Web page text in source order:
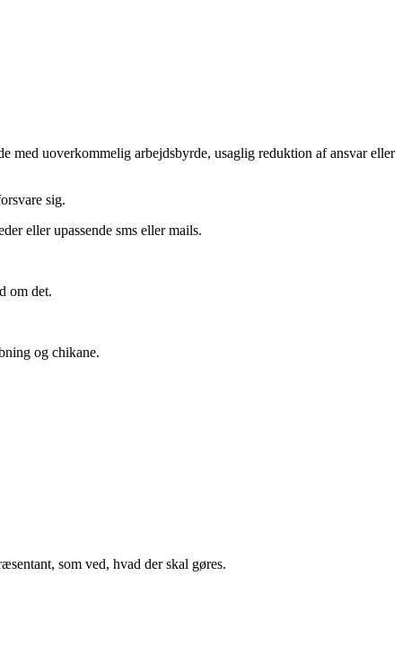
med uoverkommelig arbejdsbyrde, usaglig reduktion af ansvar eller
sig.
eller upassende sms eller mails.
om det.
og chikane.
som ved, hvad der skal gøres.